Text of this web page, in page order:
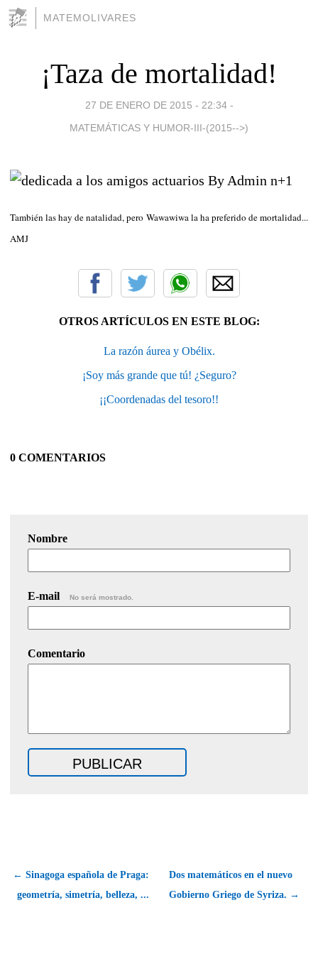
MATEMOLIVARES
¡Taza de mortalidad!
27 DE ENERO DE 2015 - 22:34 -
MATEMÁTICAS Y HUMOR-III-(2015-->)
También las hay de natalidad, pero Wawawiwa la ha preferido de mortalidad...
AMJ
OTROS ARTÍCULOS EN ESTE BLOG:
La razón áurea y Obélix.
¡Soy más grande que tú! ¿Seguro?
¡¡Coordenadas del tesoro!!
0 COMENTARIOS
Nombre
E-mail No será mostrado.
Comentario
← Sinagoga española de Praga:
geometría, simetría, belleza, ...
Dos matemáticos en el nuevo
Gobierno Griego de Syriza. →